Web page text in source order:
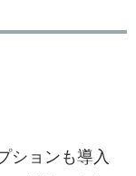
ションも導入